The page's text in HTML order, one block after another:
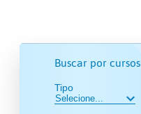
Buscar por cursos
Tipo